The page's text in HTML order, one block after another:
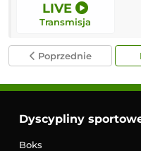
LIVE
Transmisja
Poprzednie
Dyscypliny
Boks